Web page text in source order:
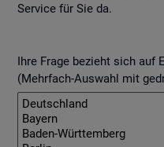
Ser­vice für Sie da.
Ihre Frage bezieht sich auf
(Mehrfach-Auswahl mit